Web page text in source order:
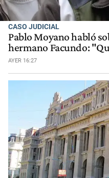
CASO JUDICIAL
Pablo Moyano habló
hermano Facundo:
AYER 16:27